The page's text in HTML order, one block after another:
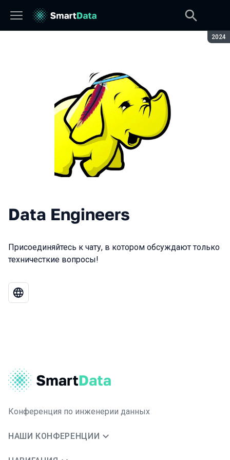
2024
Data Engineers
Присоединяйтесь к чату, в котором обсуждают только
техничесткие вопросы!
Конференция по инженерии данных
НАШИ КОНФЕРЕНЦИИ